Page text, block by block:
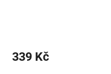
339 Kč